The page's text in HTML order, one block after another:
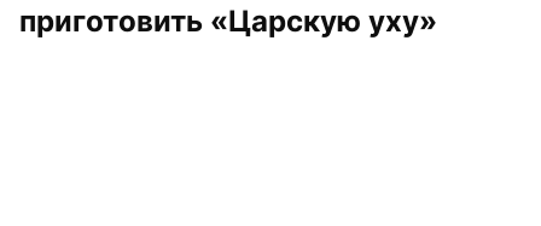
приготовить «Царскую уху»